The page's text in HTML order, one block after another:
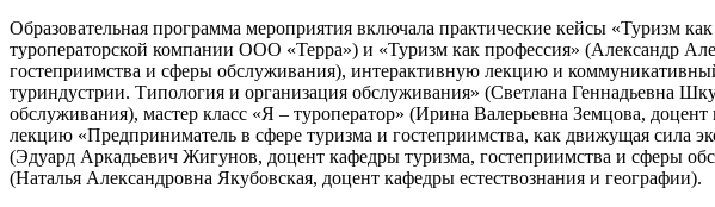
Образовательная программа мероприятия включала практические кейсы «Туризм
туроператорской компании ООО «Терра») и «Туризм как профессия» (Александр
гостеприимства и сферы обслуживания), интерактивную лекцию и
туриндустрии. Типология и организация обслуживания» (Светлана Геннадьевна
обслуживания), мастер класс «Я – туроператор» (Ирина Валерьевна Земцова,
лекцию «Предприниматель в сфере туризма и гостеприимства, как движущая сила
(Эдуард Аркадьевич Жигунов, доцент кафедры туризма, гостеприимства и сферы
(Наталья Александровна Якубовская, доцент кафедры естествознания и географии).